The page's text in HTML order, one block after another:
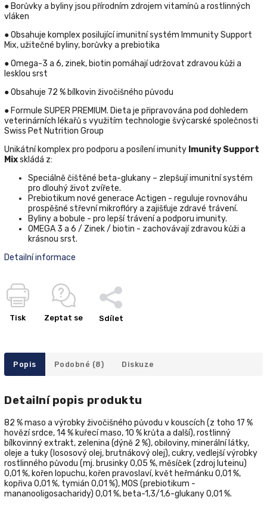
● Borůvky a byliny jsou přírodním zdrojem vitamínů a rostlinných
vláken
● Obsahuje komplex posilující imunitní systém Immunity Support
Mix, užitečné byliny, borůvky a prebiotika
● Omega-3 a 6, zinek, biotin pomáhají udržovat zdravou kůži a
lesklou srst
● Obsahuje 72 % bílkovin živočišného původu
● Formule SUPER PREMIUM. Dieta je připravována pod dohledem
veterinárních lékařů s využitím technologie švýcarské společnosti
Swiss Pet Nutrition Group
Unikátní komplex pro podporu a posílení imunity Imunity Support
Mixskládá z:
Speciálně čištěné beta-glukany – zlepšují imunitní systém
pro dlouhý život zvířete.
Prebiotikum nové generace Actigen - reguluje rovnováhu
prospěšné střevní mikroflóry a zajišťuje zdravé trávení.
Byliny a bobule - pro lepší trávení a podporu imunity.
OMEGA 3 a 6 / Zinek / biotin - zachovávají zdravou kůži a
krásnou srst.
Detailní informace
Tisk Zeptat se Sdílet
Popis Podobné (8) Diskuze
Detailní popis produktu
82 % maso a výrobky živočišného původu v kouscích (z toho 17 %
hovězí srdce, 14 % kuřecí maso, 10 % krůta a další), rostlinný
bílkovinný extrakt, zelenina (dýně 2 %), obiloviny, minerální látky,
oleje a tuky (lososový olej, brutnákový olej), cukry, vedlejší výrobky
rostlinného původu (mj. brusinky 0,05 %, měsíček (zdroj luteinu)
0,01 %, kořen lopuchu, kořen pravoslaví, květ heřmánku 0,01 %,
kopřiva 0,01 %, tymián 0,01 %), MOS (prebiotikum -
mananooligosacharidy) 0,01 %, beta-1,3/1,6-glukany 0,01 %.